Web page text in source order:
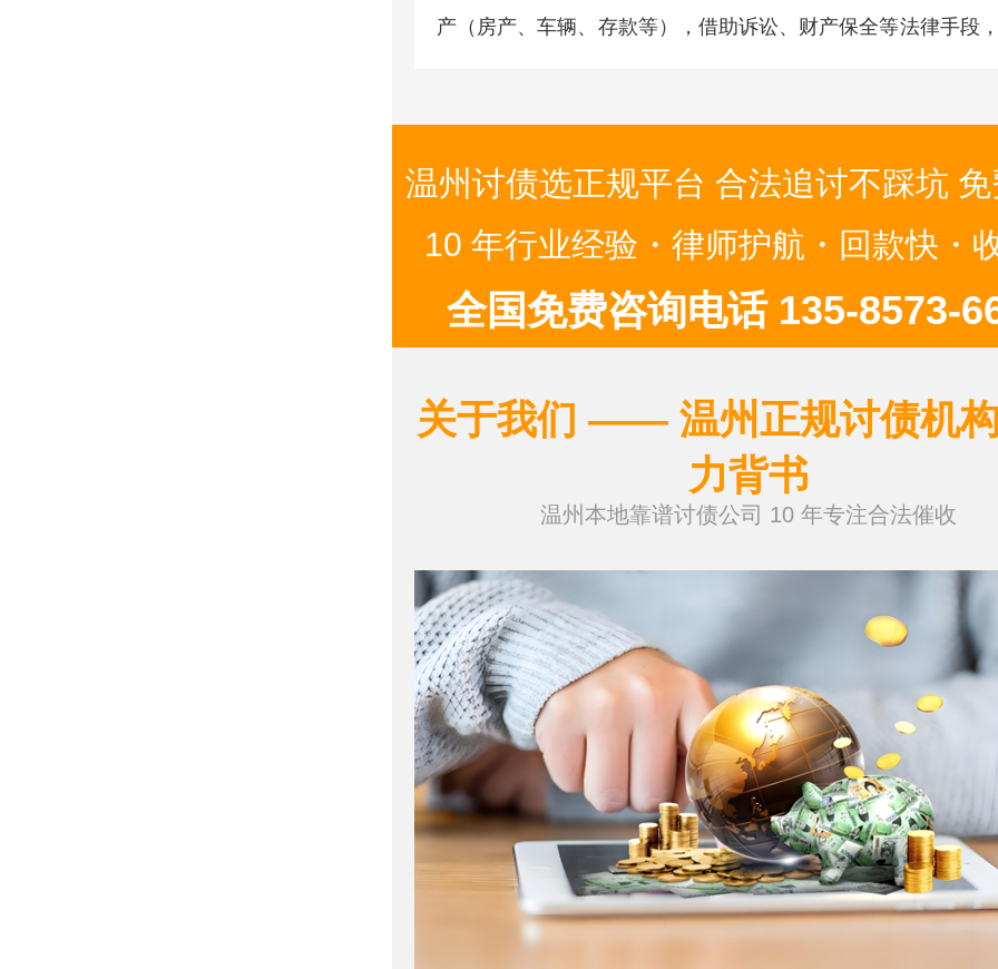
产（房产、车辆、存款等），借助诉讼、财产保全等法律手段
温州讨债选正规平台 合法追讨不踩坑
10 年行业经验・律师护航・回款快・
全国免费咨询电话 135-8573-
关于我们 —— 温州正规讨债机
力背书
温州本地靠谱讨债公司 10 年专注合法催收